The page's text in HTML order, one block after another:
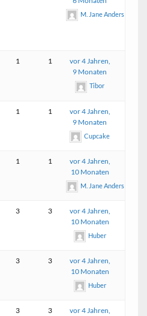
M. Jane Anders
1 1
vor 4 Jahren,
9 Monaten
Tibor
1 1
vor 4 Jahren,
9 Monaten
Cupcake
1 1
vor 4 Jahren,
10 Monaten
M. Jane Anders
3 3
vor 4 Jahren,
10 Monaten
Huber
3 3
vor 4 Jahren,
10 Monaten
Huber
3 3
vor 4 Jahren,